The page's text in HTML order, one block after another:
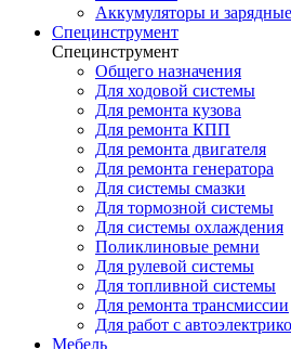
Аккумуляторы и
Специнструмент
Специнструмент
Общего назначения
Для ходовой системы
Для ремонта кузова
Для ремонта КПП
Для ремонта двигателя
Для ремонта генератора
Для системы смазки
Для тормозной системы
Для системы охлаждения
Поликлиновые ремни
Для рулевой системы
Для топливной системы
Для ремонта трансмиссии
Для работ с
Мебель